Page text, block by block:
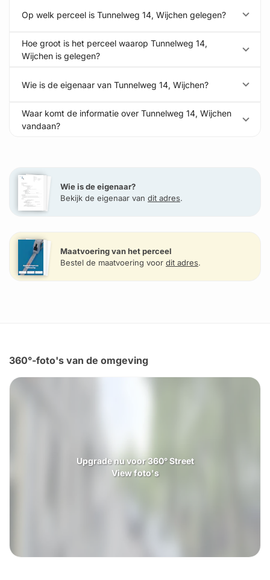
Op welk perceel is Tunnelweg 14, Wijchen gelegen?
Hoe groot is het perceel waarop Tunnelweg 14,
Wijchen is gelegen?
Wie is de eigenaar van Tunnelweg 14, Wijchen?
Waar komt de informatie over Tunnelweg 14, Wijchen
vandaan?
Wie is de eigenaar?
Bekijk de eigenaar van dit adres.
Maatvoering van het perceel
Bestel de maatvoering voor dit adres.
360°-foto's van de omgeving
Upgrade nu voor 360° Street
View foto's